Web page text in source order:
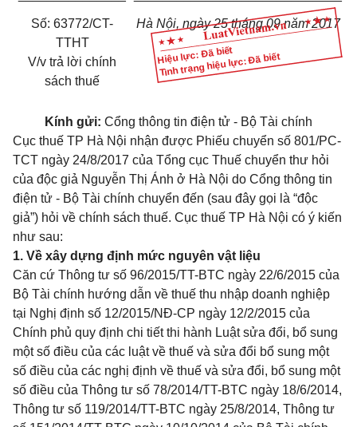
Hiệu lực: Đã biết
Tình trạng hiệu lực: Đã biết
Số: 63772/CT-
TTHT
V/v trả lời chính
sách thuế
Hà Nội, ngày25tháng09năm2017
Kính gửi: Cổng thông tin điện tử - Bộ Tài chính
Cục thuế TP Hà Nội nhận được Phiếu chuyển số 801/PC-
TCT ngày 24/8/2017 của Tổng cục Thuế chuyển thư hỏi
của độc giả Nguyễn Thị Ánh ở Hà Nội do Cổng thông tin
điện tử - Bộ Tài chính chuyển đến (sau đây gọi là “độc
giả”) hỏi về chính sách thuế. Cục thuế TP Hà Nội có ý kiến
như sau:
1. Về xây dựng định mức nguyên vật liệu
Căn cứ Thông tư số 96/2015/TT-BTC ngày 22/6/2015 của
Bộ Tài chính hướng dẫn về thuế thu nhập doanh nghiệp
tại Nghị định số 12/2015/NĐ-CP ngày 12/2/2015 của
Chính phủ quy định chi tiết thi hành Luật sửa đổi, bổ sung
một số điều của các luật về thuế và sửa đổi bổ sung một
số điều của các nghị định về thuế và sửa đổi, bổ sung một
số điều của Thông tư số 78/2014/TT-BTC ngày 18/6/2014,
Thông tư số 119/2014/TT-BTC ngày 25/8/2014, Thông tư